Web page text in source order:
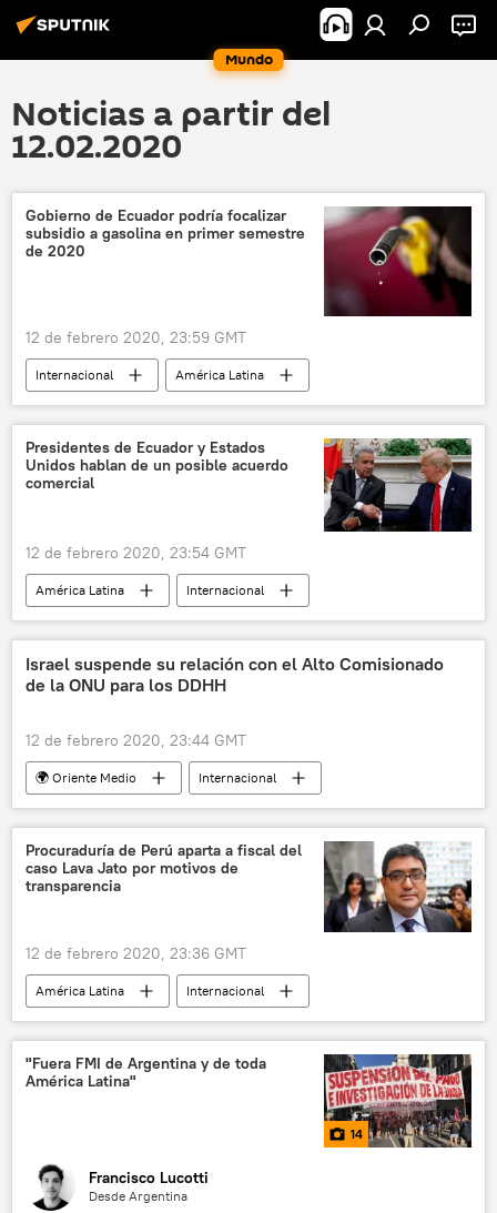
Mundo
Noticias a partir del
12.02.2020
Gobierno de Ecuador podría focalizar
subsidio a gasolina en primer semestre
de 2020
12 de febrero 2020, 23:59 GMT
Internacional
América Latina
gasolina
Ecuador
subsidios
noticias
Presidentes de Ecuador y Estados
Unidos hablan de un posible acuerdo
comercial
12 de febrero 2020, 23:54 GMT
América Latina
Internacional
América del Norte
Ecuador
EEUU
acuerdo comercial
Lenín Moreno
Donald Trump
noticias
Israel suspende su relación con el Alto Comisionado
de la ONU para los DDHH
12 de febrero 2020, 23:44 GMT
🌍 Oriente Medio
Internacional
Israel
derechos humanos noticias
Procuraduría de Perú aparta a fiscal del
caso Lava Jato por motivos de
transparencia
12 de febrero 2020, 23:36 GMT
América Latina
Internacional
Operación Lava Jato
Perú noticias
"Fuera FMI de Argentina y de toda
América Latina"
14
Francisco Lucotti
Desde Argentina